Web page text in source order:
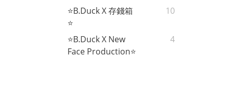
⭐B.Duck X 存錢箱
⭐
10
⭐B.Duck X New
Face Production⭐
4